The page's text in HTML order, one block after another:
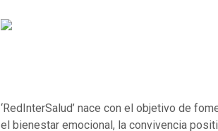
‘RedInterSalud’ nace con el objetivo de
el bienestar emocional, la convivencia